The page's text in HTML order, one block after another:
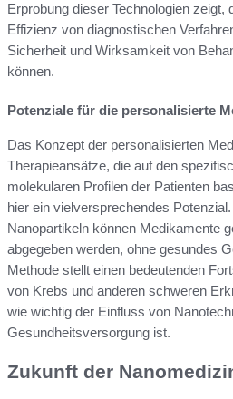
Erprobung dieser Technologien zeigt,
Effizienz von diagnostischen
Sicherheit und Wirksamkeit von
können.
Potenziale für die personalisierte
Das Konzept der personalisierten
Therapieansätze, die auf den
molekularen Profilen der Patienten
hier ein vielversprechendes
Nanopartikeln können Medikamente
abgegeben werden, ohne gesundes
Methode stellt einen bedeutenden
von Krebs und anderen schweren
wie wichtig der Einfluss von
Gesundheitsversorgung ist.
Zukunft der